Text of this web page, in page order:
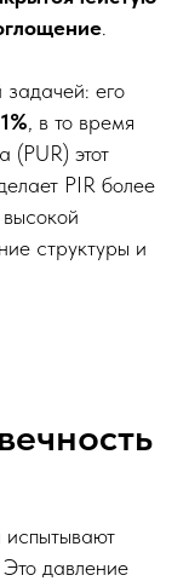
задачей: его
, в то время
(PUR) этот
PIR более
структуры и
давление